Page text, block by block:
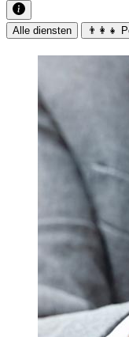
Alle diensten 👨‍👩‍👧